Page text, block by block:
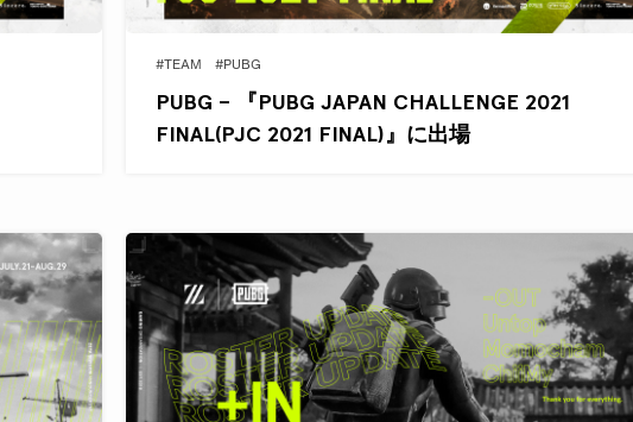
#TEAM #PUBG
PUBG – 『PUBG JAPAN CHALLENGE 2021
FINAL(PJC 2021 FINAL)』に出場